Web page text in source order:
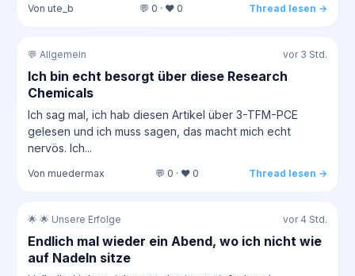
Von ute_b 💬 0 · ❤️ 0 Thread lesen →
💬 Allgemein vor 3 Std.
Ich bin echt besorgt über diese Research
Chemicals
Ich sag mal, ich hab diesen Artikel über 3-TFM-PCE
gelesen und ich muss sagen, das macht mich echt
nervös. Ich...
Von muedermax 💬 0 · ❤️ 0 Thread lesen →
🌟 🌟 Unsere Erfolge vor 4 Std.
Endlich mal wieder ein Abend, wo ich nicht wie
auf Nadeln sitze